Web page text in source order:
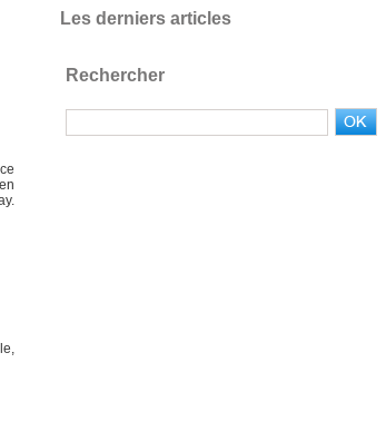
Les derniers articles
Rechercher